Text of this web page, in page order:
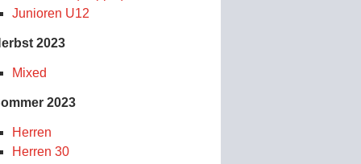
Junioren U12
2023
Mixed
2023
Herren
Herren 30